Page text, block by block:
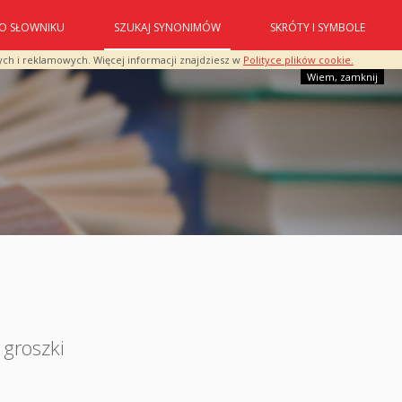
i reklamowych. Więcej informacji znajdziesz w Polityce plików cookie.
Wiem, zamknij
O SŁOWNIKU SZUKAJ SYNONIMÓW SKRÓTY I SYMBOLE